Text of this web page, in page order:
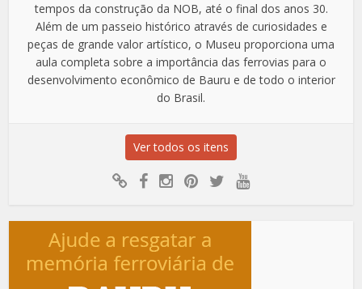
tempos da construção da NOB, até o final dos anos 30.
Além de um passeio histórico através de curiosidades e
peças de grande valor artístico, o Museu proporciona uma
aula completa sobre a importância das ferrovias para o
desenvolvimento econômico de Bauru e de todo o interior
do Brasil.
Ver todos os itens